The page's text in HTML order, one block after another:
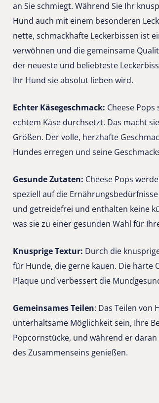
an Sie schmiegt. Während Sie Ihr
Hund auch mit einem besonderen
nette, schmackhafte Leckerbissen ist
verwöhnen und die gemeinsame
der neueste und beliebteste
Ihr Hund sie absolut lieben wird.
Echter Käsegeschmack: Cheese
echtem Käse durchsetzt. Das macht
Größen. Der volle, herzhafte
Hundes erregen und seine
Gesunde Zutaten: Cheese Pops
speziell auf die
und getreidefrei und enthalten keine
was sie zu einer gesunden Wahl für
Knusprige Textur: Durch die
für Hunde, die gerne kauen. Die
Plaque und verbessert die
Gemeinsames Teilen: Das Teilen von
unterhaltsame Möglichkeit sein, Ihre
Popcornstücke, und während er
des Zusammenseins genießen.